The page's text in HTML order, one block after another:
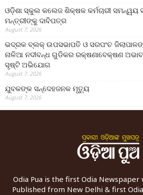
ଓଡ଼ିଶା ସ୍କୁଲ କଲେଜ ଶିକ୍ଷକ କର୍ମଚାରୀ
ମନ୍ତ୍ରୀଙ୍କୁ ଦାବିପତ୍ର
August 7, 2026
ଭଦ୍ରକ ବ୍ଲକ୍ ଉପସଭାପତି ଓ ସରପଂଚ
ନାଳିଆ ନଦୀବନ୍ଧ ଗୁଡିକର ରକ୍ଷଣାବେକ୍ଷଣ
ସୃଷ୍ଟି ଅଭିଯୋଗ
August 7, 2026
ଯୁବକଙ୍କ ସନ୍ଦେହଜନକ ମୃତ୍ୟୁ
August 7, 2026
Odia Pua is the first Odia
Published from New Delhi & first